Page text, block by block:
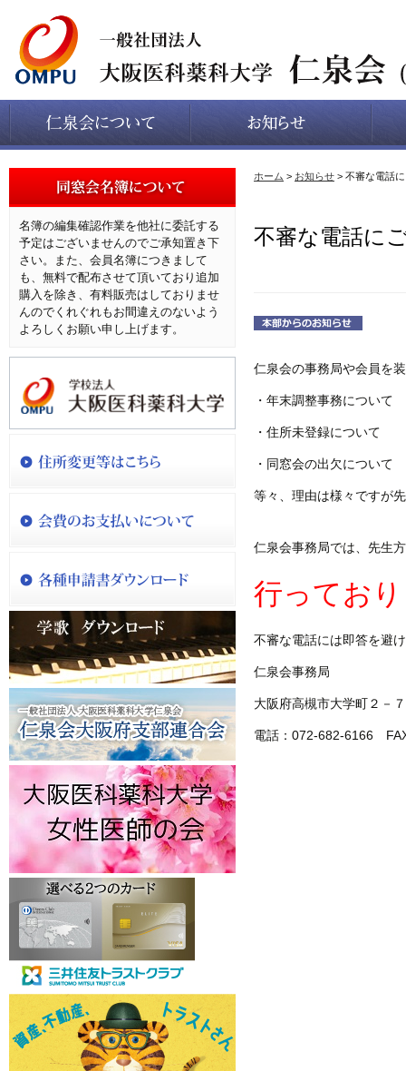
ホーム > お知らせ > 不審な電話
不審な電話に
仁泉会の事務局や会員を
・年末調整事務について
・住所未登録について
・同窓会の出欠について
等々、理由は様々ですが
仁泉会事務局では、先生
行ってお
不審な電話には即答を避
仁泉会事務局
大阪府高槻市大学町２－
電話：072-682-6166
名簿の編集確認作業を他社に委託する
予定はございませんのでご承知置き下
さい。また、会員名簿につきまして
も、無料で配布させて頂いており追加
購入を除き、有料販売はしておりませ
んのでくれぐれもお間違えのないよう
よろしくお願い申し上げます。